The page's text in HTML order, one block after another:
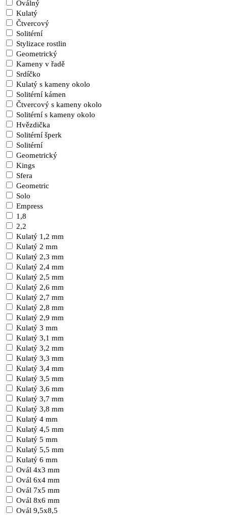
Oválný
Kulatý
Čtvercový
Solitérní
Stylizace rostlin
Geometrický
Kameny v řadě
Srdíčko
Kulatý s kameny okolo
Solitérní kámen
Čtvercový s kameny okolo
Solitérní s kameny okolo
Hvězdička
Solitérní šperk
Solitérní
Geometrický
Kings
Sfera
Geometric
Solo
Empress
1,8
2,2
Kulatý 1,2 mm
Kulatý 2 mm
Kulatý 2,3 mm
Kulatý 2,4 mm
Kulatý 2,5 mm
Kulatý 2,6 mm
Kulatý 2,7 mm
Kulatý 2,8 mm
Kulatý 2,9 mm
Kulatý 3 mm
Kulatý 3,1 mm
Kulatý 3,2 mm
Kulatý 3,3 mm
Kulatý 3,4 mm
Kulatý 3,5 mm
Kulatý 3,6 mm
Kulatý 3,7 mm
Kulatý 3,8 mm
Kulatý 4 mm
Kulatý 4,5 mm
Kulatý 5 mm
Kulatý 5,5 mm
Kulatý 6 mm
Ovál 4x3 mm
Ovál 6x4 mm
Ovál 7x5 mm
Ovál 8x6 mm
Ovál 9,5x8,5